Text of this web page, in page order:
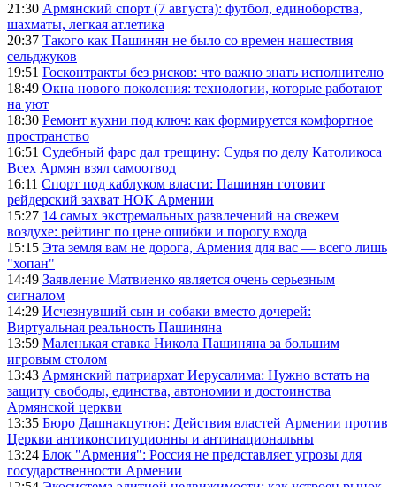
21:30 Армянский спорт (7 августа): футбол, единоборства,
шахматы, легкая атлетика
20:37 Такого как Пашинян не было со времен нашествия
сельджуков
19:51 Госконтракты без рисков: что важно знать исполнителю
18:49 Окна нового поколения: технологии, которые работают
на уют
18:30 Ремонт кухни под ключ: как формируется комфортное
пространство
16:51 Судебный фарс дал трещину: Судья по делу Католикоса
Всех Армян взял самоотвод
16:11 Спорт под каблуком власти: Пашинян готовит
рейдерский захват НОК Армении
15:27 14 самых экстремальных развлечений на свежем
воздухе: рейтинг по цене ошибки и порогу входа
15:15 Эта земля вам не дорога, Армения для вас — всего лишь
"хопан"
14:49 Заявление Матвиенко является очень серьезным
сигналом
14:29 Исчезнувший сын и собаки вместо дочерей:
Виртуальная реальность Пашиняна
13:59 Маленькая ставка Никола Пашиняна за большим
игровым столом
13:43 Армянский патриархат Иерусалима: Нужно встать на
защиту свободы, единства, автономии и достоинства
Армянской церкви
13:35 Бюро Дашнакцутюн: Действия властей Армении против
Церкви антиконституционны и антинациональны
13:24 Блок "Армения": Россия не представляет угрозы для
государственности Армении